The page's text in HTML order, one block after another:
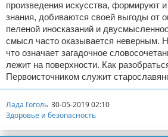
произведения искусства, формируют
знания, добиваются своей выгоды от
пеленой иносказаний и
смысл часто оказывается неверным.
что означает загадочное
лежит на поверхности. Как
Первоисточником служит
Лада Гоголь 30-05-2019 02:10
Здоровье и безопасность